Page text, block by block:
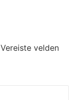
Vereiste velden